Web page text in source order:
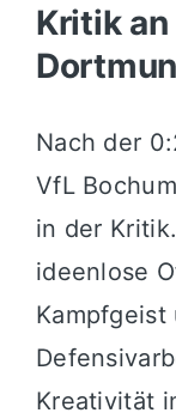
Kritik
Nach der
VfL
in der
ideenlose
Kreativität